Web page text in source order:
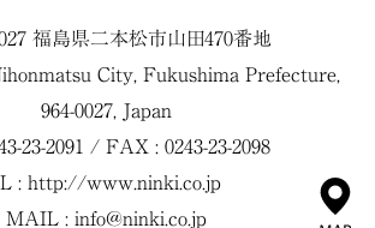
福島県二本松市山田470番地
City, Fukushima Prefecture,
964-0027, Japan
23-2091 / FAX : 0243-23-2098
: http://www.ninki.co.jp
MAIL : info@ninki.co.jp